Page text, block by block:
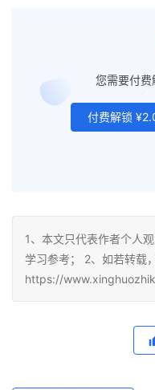
您需要付
付费解锁 ¥
1、本文只代表作者个人
学习参考； 2、如若转载
https://